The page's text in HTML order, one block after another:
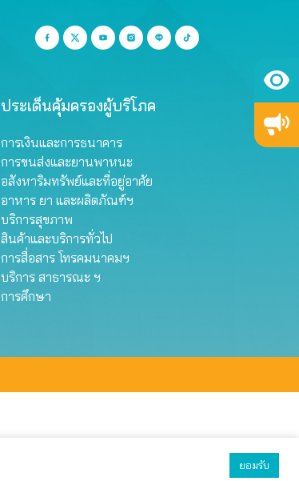
ประเด็นคุ้มครองผู้บริโภค
การเงินและการธนาคาร
การขนส่งและยานพาหนะ
อสังหาริมทรัพย์และที่อยู่อาศัย
อาหาร ยา และผลิตภัณฑ์ฯ
บริการสุขภาพ
สินค้าและบริการทั่วไป
การสื่อสาร โทรคมนาคมฯ
บริการ สาธารณะ ฯ
การศึกษา
ยอมรับ